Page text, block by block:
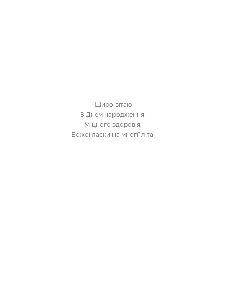
Щиро вітаю
З Днем народження!
Міцного здоров’я,
Божої ласки на многії літа!